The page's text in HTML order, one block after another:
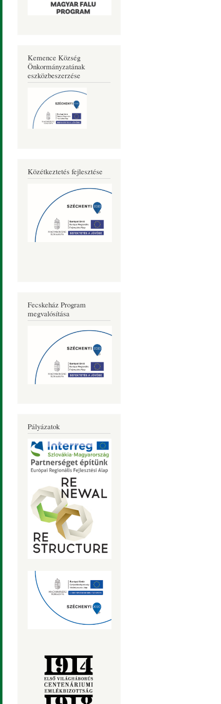
Kemence Község
Önkormányzatának
eszközbeszerzése
Közétkeztetés fejlesztése
Fecskeház Program
megvalósítása
Pályázatok